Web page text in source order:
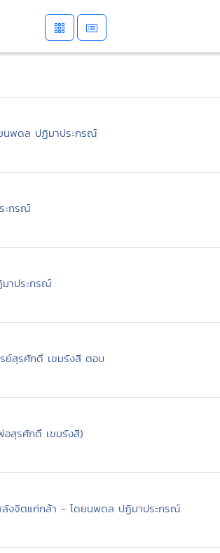
นพดล ปฏิมาประกรณ์
ะกรณ์
าประกรณ์
ย์สุรศักดิ์ เขมรังสี ตอบ
อสุรศักดิ์ เขมรังสี)
ลังจิตแก่กล้า - โดยนพดล ปฏิมาประกรณ์